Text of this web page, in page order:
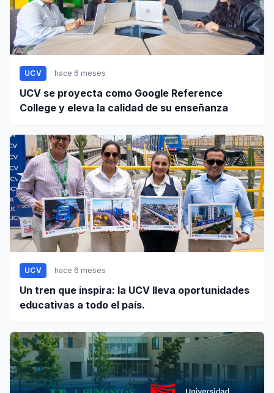
UCV hace 6 meses
UCV se proyecta como Google Reference
College y eleva la calidad de su enseñanza
UCV hace 6 meses
Un tren que inspira: la UCV lleva oportunidades
educativas a todo el país.